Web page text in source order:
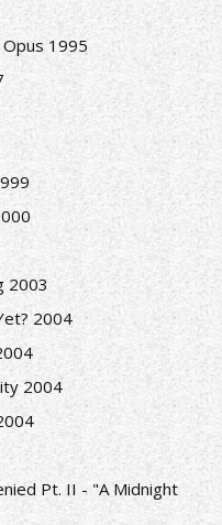
1995
2003
2004
2004
Pt. II - "A Midnight